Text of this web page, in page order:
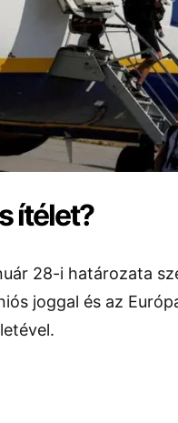
ítélet?
28-i határozata
joggal és az